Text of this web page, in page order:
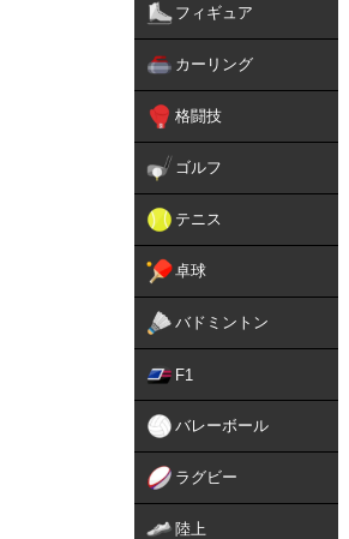
フィギュア
カーリング
格闘技
ゴルフ
テニス
卓球
バドミントン
F1
バレーボール
ラグビー
陸上